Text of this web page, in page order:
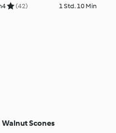
4 (42) 1 Std. 10 Min
Walnut Scones